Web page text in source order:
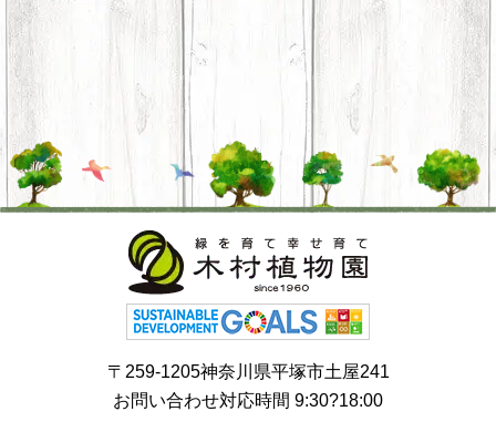
〒259-1205神奈川県平塚市土屋241
お問い合わせ対応時間 9:30?18:00